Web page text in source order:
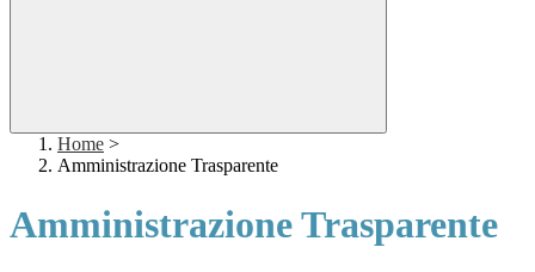
Home >
Amministrazione Trasparente
Amministrazione Trasparente